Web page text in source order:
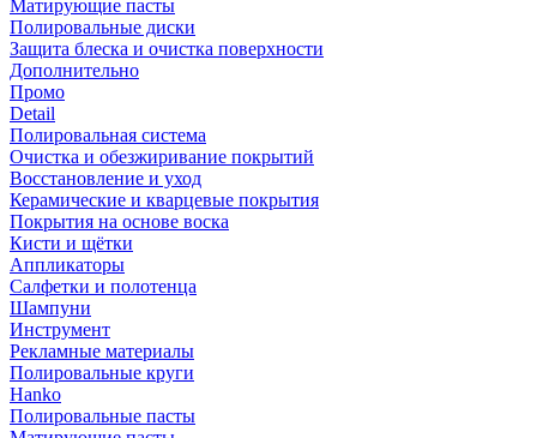
Матирующие пасты
Полировальные диски
Защита блеска и очистка поверхности
Дополнительно
Промо
Detail
Полировальная система
Очистка и обезжиривание покрытий
Восстановление и уход
Керамические и кварцевые покрытия
Покрытия на основе воска
Кисти и щётки
Аппликаторы
Салфетки и полотенца
Шампуни
Инструмент
Рекламные материалы
Полировальные круги
Hanko
Полировальные пасты